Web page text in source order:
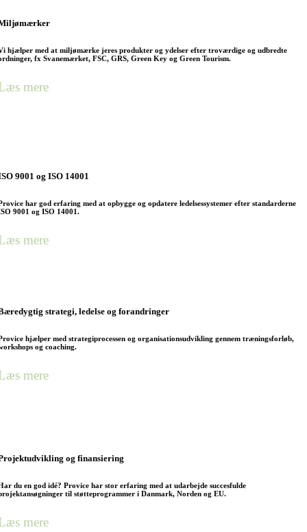
hjælper med at miljømærke jeres produkter og ydelser efter troværdige og udbredte
fx Svanemærket, FSC, GRS, Green Key og Green Tourism.
mere
9001 og ISO 14001
har god erfaring med at opbygge og opdatere ledelsessystemer efter standarderne
9001 og ISO 14001.
mere
strategi, ledelse og forandringer
hjælper med strategiprocessen og organisationsudvikling gennem træningsforløb,
og coaching.
mere
og finansiering
du en god idé? Provice har stor erfaring med at udarbejde succesfulde
til støtteprogrammer i Danmark, Norden og EU.
mere